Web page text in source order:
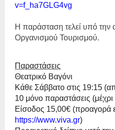
v=f_ha7GLG4vg
Η παράσταση τελεί υπό την
Οργανισμού Τουρισμού.
Παραστάσεις
Θεατρικό Βαγόνι
Κάθε Σάββατο στις 19:15
10 μόνο παραστάσεις (μέχρι
Είσοδος 15,00€ (προαγορά
https://www.viva.gr)